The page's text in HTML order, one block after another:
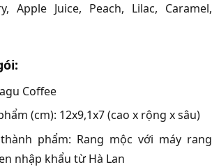
Apple Juice, Peach, Lilac, Caramel,
Coffee
(cm): 12x9,1x7 (cao x rộng x sâu)
phẩm: Rang mộc với máy rang
nhập khẩu từ Hà Lan